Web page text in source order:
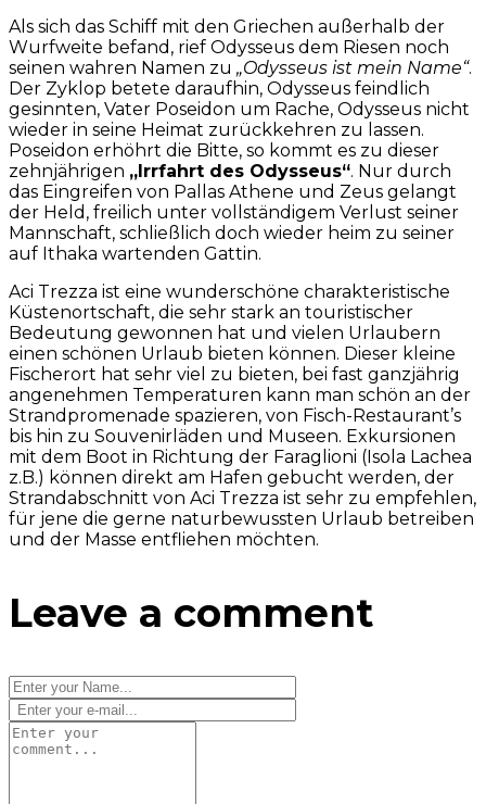
Als sich das Schiff mit den Griechen außerhalb der
Wurfweite befand, rief Odysseus dem Riesen noch
seinen wahren Namen zu „Odysseus ist mein Name“.
Der Zyklop betete daraufhin, Odysseus feindlich
gesinnten, Vater Poseidon um Rache, Odysseus nicht
wieder in seine Heimat zurückkehren zu lassen.
Poseidon erhöhrt die Bitte, so kommt es zu dieser
zehnjährigen „Irrfahrt des Odysseus“. Nur durch
das Eingreifen von Pallas Athene und Zeus gelangt
der Held, freilich unter vollständigem Verlust seiner
Mannschaft, schließlich doch wieder heim zu seiner
auf Ithaka wartenden Gattin.
Aci Trezza ist eine wunderschöne charakteristische
Küstenortschaft, die sehr stark an touristischer
Bedeutung gewonnen hat und vielen Urlaubern
einen schönen Urlaub bieten können. Dieser kleine
Fischerort hat sehr viel zu bieten, bei fast ganzjährig
angenehmen Temperaturen kann man schön an der
Strandpromenade spazieren, von Fisch-Restaurant’s
bis hin zu Souvenirläden und Museen. Exkursionen
mit dem Boot in Richtung der Faraglioni (Isola Lachea
z.B.) können direkt am Hafen gebucht werden, der
Strandabschnitt von Aci Trezza ist sehr zu empfehlen,
für jene die gerne naturbewussten Urlaub betreiben
und der Masse entfliehen möchten.
Leave a comment